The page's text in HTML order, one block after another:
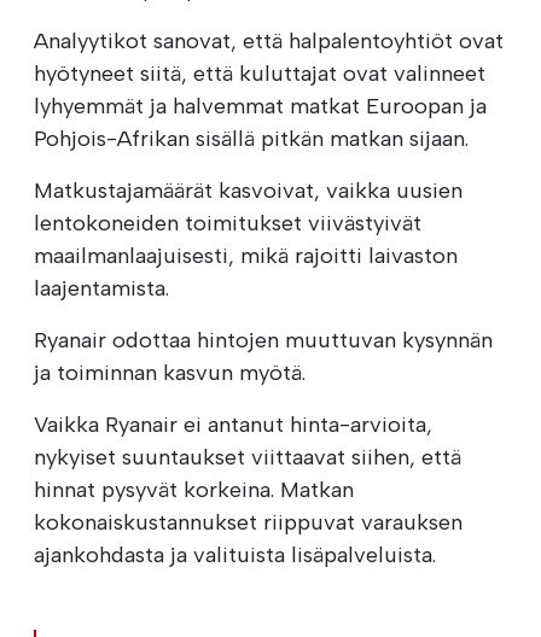
Analyytikot sanovat, että halpalentoyhtiöt ovat
hyötyneet siitä, että kuluttajat ovat valinneet
lyhyemmät ja halvemmat matkat Euroopan ja
Pohjois-Afrikan sisällä pitkän matkan sijaan.
Matkustajamäärät kasvoivat, vaikka uusien
lentokoneiden toimitukset viivästyivät
maailmanlaajuisesti, mikä rajoitti laivaston
laajentamista.
Ryanair odottaa hintojen muuttuvan kysynnän
ja toiminnan kasvun myötä.
Vaikka Ryanair ei antanut hinta-arvioita,
nykyiset suuntaukset viittaavat siihen, että
hinnat pysyvät korkeina. Matkan
kokonaiskustannukset riippuvat varauksen
ajankohdasta ja valituista lisäpalveluista.